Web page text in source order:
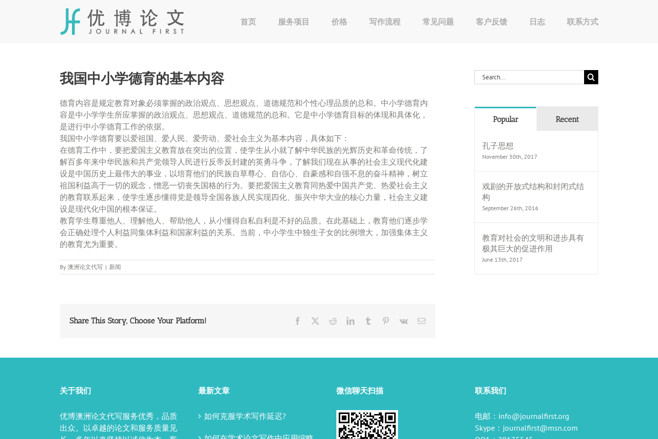
首页 服务项目 价格 写作流程 常见问题 客户反馈 日志 联系方式
我国中小学德育的基本内容
德育内容是规定教育对象必须掌握的政治观点、思想观点、道德规范和个性心理品质的总和。中小学德育内
容是中小学学生所应掌握的政治观点、思想观点、道德规范的总和。它是中小学德育目标的体现和具体化，
是进行中小学德育工作的依据。
我国中小学德育要以爱祖国、爱人民、爱劳动、爱社会主义为基本内容，具体如下：
在德育工作中，要把爱国主义教育放在突出的位置，使学生从小就了解中华民族的光辉历史和革命传统，了
解百多年来中华民族和共产党领导人民进行反帝反封建的英勇斗争，了解我们现在从事的社会主义现代化建
设是中国历史上最伟大的事业，以培育他们的民族自草尊心、自信心、自豪感和自强不息的奋斗精神，树立
祖国利益高于一切的观念，憎恶一切丧失国格的行为。要把爱国主义教育同热爱中国共产党、热爱社会主义
的教育联系起来，使学生逐步懂得党是领导全国各族人民实现四化、振兴中华大业的核心力量，社会主义建
设是现代化中国的根本保证。
教育学生尊重他人、理解他人、帮助他人，从小懂得自私自利是不好的品质。在此基础上，教育他们逐步学
会正确处理个人利益同集体利益和国家利益的关系。当前，中小学生中独生子女的比例增大，加强集体主义
的教育尤为重要。
By 澳洲论文代写 | 新闻
Share This Story, Choose Your Platform! Facebook RedditLinkedInTumblr Pinterest
Vk Email
Search
for:
Popular Recent
孔子思想
November 30th, 2017
戏剧的开放式结构和封闭式结
构
September 26th, 2016
教育对社会的文明和进步具有
极其巨大的促进作用
June 13th, 2017
关于我们
优博澳洲论文代写服务优秀，品质
出众。以卓越的论文和服务质量见
最新文章
如何克服学术写作延迟?
微信聊天扫描 联系我们
电邮： info@journalfirst.org
Skype： journalfirst@msn.com